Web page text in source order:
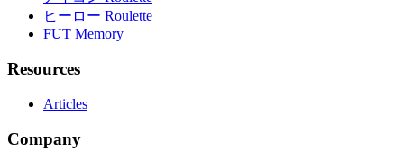
ヒーロー Roulette
FUT Memory
Resources
Articles
Company